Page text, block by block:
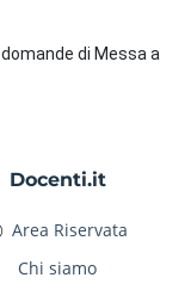
di Messa a
Docenti.it
Area Riservata
Chi siamo